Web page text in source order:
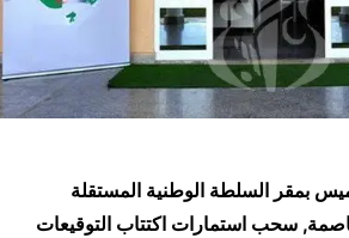
بمقر السلطة الوطنية المستقلة
سحب استمارات اكتتاب التوقيعات